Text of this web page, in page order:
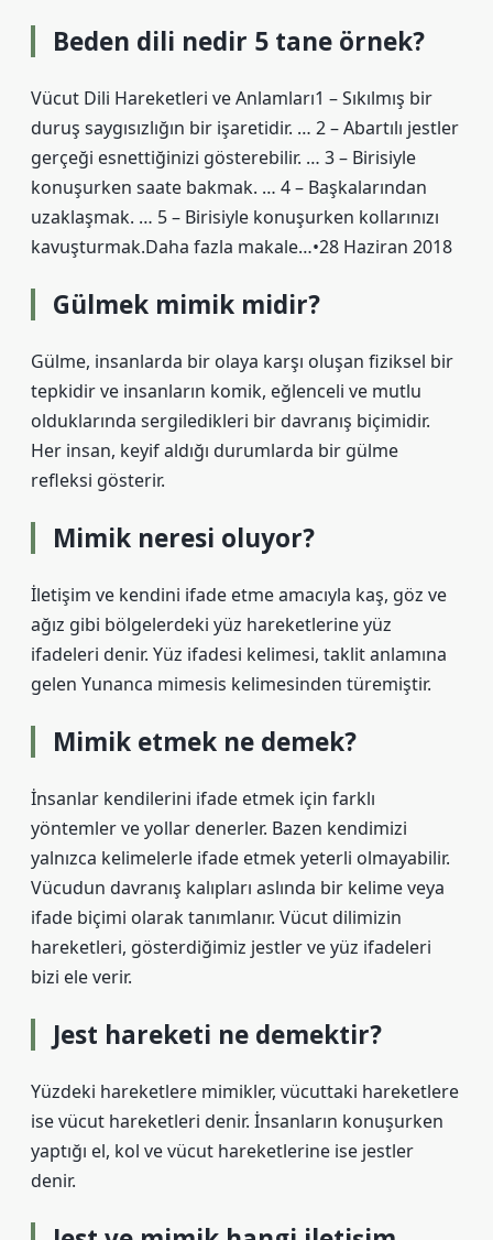
Beden dili nedir 5 tane örnek?
Vücut Dili Hareketleri ve Anlamları1 – Sıkılmış bir
duruş saygısızlığın bir işaretidir. … 2 – Abartılı jestler
gerçeği esnettiğinizi gösterebilir. … 3 – Birisiyle
konuşurken saate bakmak. … 4 – Başkalarından
uzaklaşmak. … 5 – Birisiyle konuşurken kollarınızı
kavuşturmak.Daha fazla makale…•28 Haziran 2018
Gülmek mimik midir?
Gülme, insanlarda bir olaya karşı oluşan fiziksel bir
tepkidir ve insanların komik, eğlenceli ve mutlu
olduklarında sergiledikleri bir davranış biçimidir.
Her insan, keyif aldığı durumlarda bir gülme
refleksi gösterir.
Mimik neresi oluyor?
İletişim ve kendini ifade etme amacıyla kaş, göz ve
ağız gibi bölgelerdeki yüz hareketlerine yüz
ifadeleri denir. Yüz ifadesi kelimesi, taklit anlamına
gelen Yunanca mimesis kelimesinden türemiştir.
Mimik etmek ne demek?
İnsanlar kendilerini ifade etmek için farklı
yöntemler ve yollar denerler. Bazen kendimizi
yalnızca kelimelerle ifade etmek yeterli olmayabilir.
Vücudun davranış kalıpları aslında bir kelime veya
ifade biçimi olarak tanımlanır. Vücut dilimizin
hareketleri, gösterdiğimiz jestler ve yüz ifadeleri
bizi ele verir.
Jest hareketi ne demektir?
Yüzdeki hareketlere mimikler, vücuttaki hareketlere
ise vücut hareketleri denir. İnsanların konuşurken
yaptığı el, kol ve vücut hareketlerine ise jestler
denir.